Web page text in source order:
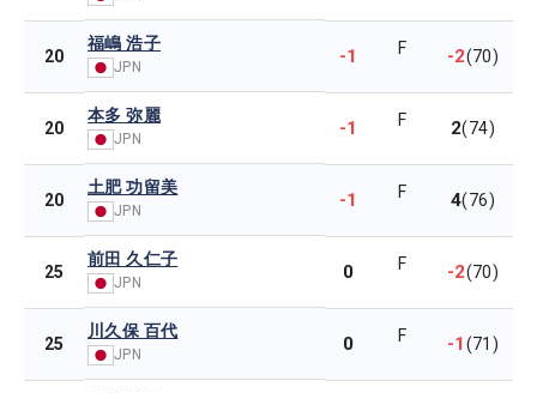
20
福嶋 浩子
JPN -1 F -2(70)
20
本多 弥麗
JPN -1 F 2(74)
20
土肥 功留美
JPN -1 F 4(76)
25
前田 久仁子
JPN 0 F -2(70)
25
川久保 百代
JPN 0 F -1(71)